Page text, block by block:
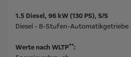
1.5 Diesel, 96 kW (130 PS), S/S
Diesel - 8-Stufen-Automatikgetriebe
Werte nach WLTP**: